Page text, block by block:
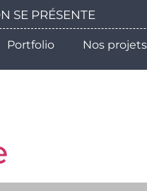
SE PRÉSENTE
Portfolio Nos projets